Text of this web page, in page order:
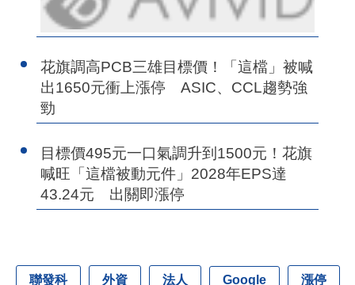
花旗調高PCB三雄目標價！「這檔」被喊
出1650元衝上漲停 ASIC、CCL趨勢強
勁
目標價495元一口氣調升到1500元！花旗
喊旺「這檔被動元件」2028年EPS達
43.24元 出關即漲停
聯發科 外資 法人 Google 漲停